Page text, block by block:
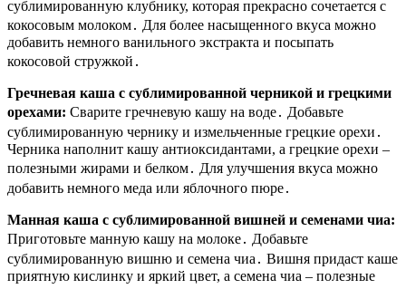
сублимированную клубнику, которая прекрасно сочетается с
кокосовым молоком․ Для более насыщенного вкуса можно
добавить немного ванильного экстракта и посыпать
кокосовой стружкой․
Гречневая каша с сублимированной черникой и грецкими
орехами: Сварите гречневую кашу на воде․ Добавьте
сублимированную чернику и измельченные грецкие орехи․
Черника наполнит кашу антиоксидантами, а грецкие орехи –
полезными жирами и белком․ Для улучшения вкуса можно
добавить немного меда или яблочного пюре․
Манная каша с сублимированной вишней и семенами чиа:
Приготовьте манную кашу на молоке․ Добавьте
сублимированную вишню и семена чиа․ Вишня придаст каше
приятную кислинку и яркий цвет, а семена чиа – полезные